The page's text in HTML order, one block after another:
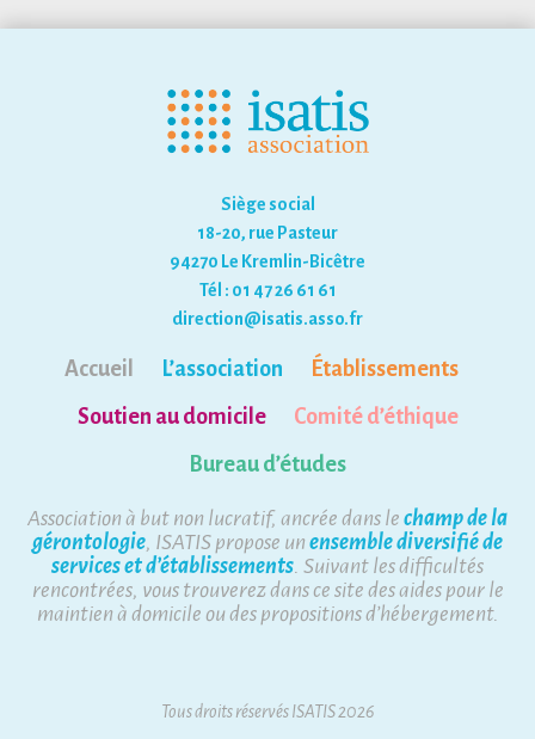
Siège social
18-20, rue Pasteur
94270 Le Kremlin-Bicêtre
Tél : 01 47 26 61 61
direction@isatis.asso.fr
Accueil L’association
Établissements
Soutien au domicile
Comité d’éthique
Bureau d’études
Association à but non lucratif, ancrée dans le champ de la
gérontologie, ISATIS propose un ensemble diversifié de
services et d’établissements. Suivant les difficultés
rencontrées, vous trouverez dans ce site des aides pour le
maintien à domicile ou des propositions d’hébergement.
Tous droits réservés ISATIS 2026